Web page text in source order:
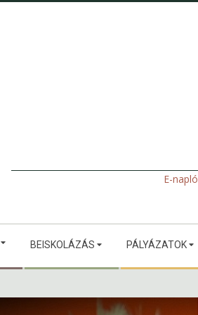
E-napló
BEISKOLÁZÁS PÁLYÁZATOK